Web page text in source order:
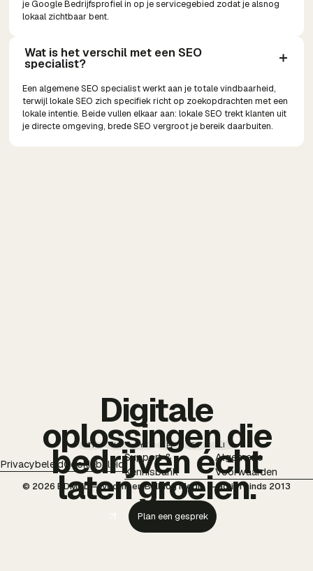
je Google Bedrijfsprofiel in op je servicegebied zodat je alsnog
lokaal zichtbaar bent.
Wat is het verschil met een SEO
specialist?
Een algemene SEO specialist werkt aan je totale vindbaarheid,
terwijl lokale SEO zich specifiek richt op zoekopdrachten met een
lokale intentie. Beide vullen elkaar aan: lokale SEO trekt klanten uit
je directe omgeving, brede SEO vergroot je bereik daarbuiten.
TT IG YT PI FB LI
PrivacybeleidCookiebeleid
Support &
Kennisbank
Algemene
Voorwaarden
© 2026 BDMNL — voorheen Bulldog Media — actief sinds 2013
Digitale
oplossingen die
bedrijven écht
laten groeien.
Plan een gesprek